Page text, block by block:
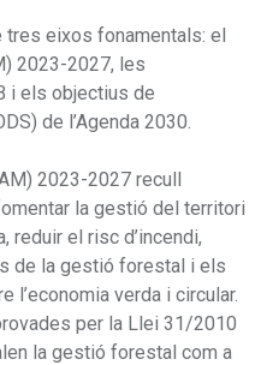
tres eixos fonamentals: el
2023-2027, les
i els objectius de
de l’Agenda 2030.
2023-2027 recull
la gestió del territori
reduir el risc d’incendi,
de la gestió forestal i els
l’economia verda i circular.
per la Llei 31/2010
la gestió forestal com a